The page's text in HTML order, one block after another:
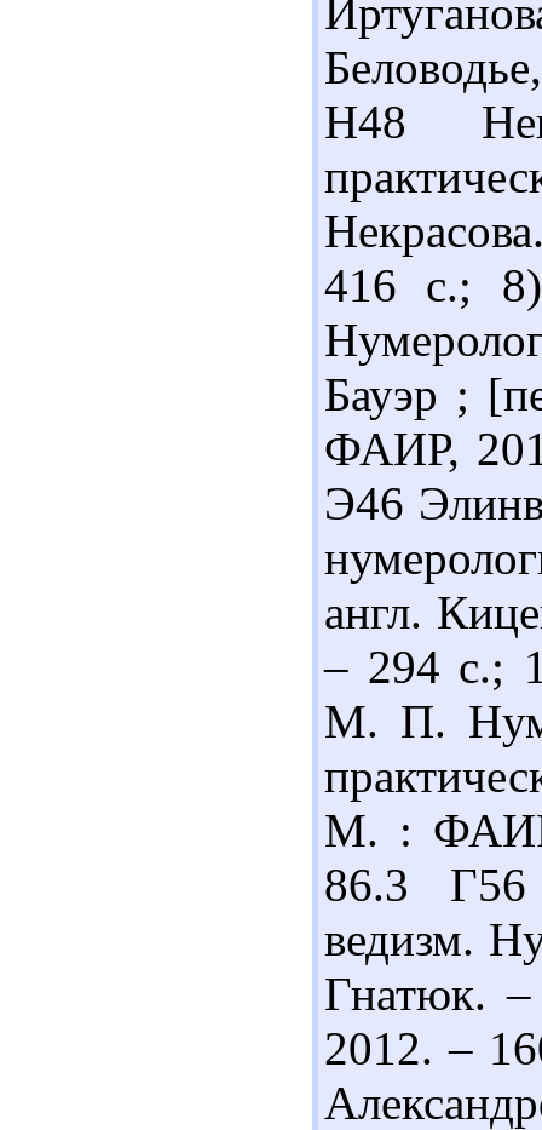
Н48
416 с.;
Бауэр ;
ФАИР,
Э46
англ.
– 294 с.;
М. П.
М. :
86.3
ведизм.
Гнатюк.
2012. –